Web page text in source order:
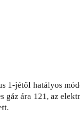
1-jétől hatályos
gáz ára 121, az